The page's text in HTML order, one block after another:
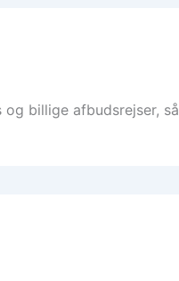
billige afbudsrejser, så